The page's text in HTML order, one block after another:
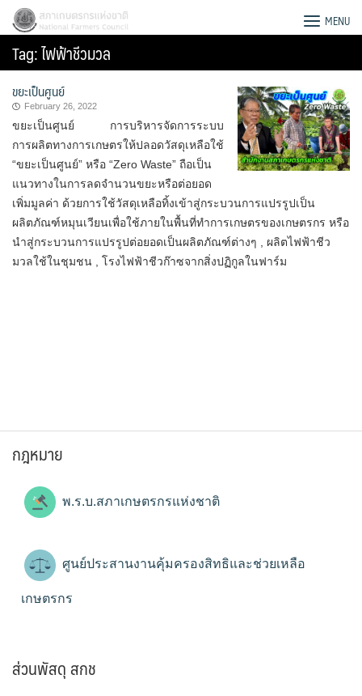
Skip
content
สภาเกษตรกรแห่งชาติ MENU
Tag:ไฟฟ้าชีวมวล
ขยะเป็นศูนย์
February 26, 2022
ขยะเป็นศูนย์ การบริหารจัดการระบบ
การผลิตทางการเกษตรให้ปลอดวัสดุเหลือใช้
“ขยะเป็นศูนย์” หรือ “Zero Waste” ถือเป็น
แนวทางในการลดจำนวนขยะหรือต่อยอด
เพิ่มมูลค่า ด้วยการใช้วัสดุเหลือทิ้งเข้าสู่กระบวนการแปรรูปเป็น
ผลิตภัณฑ์หมุนเวียนเพื่อใช้ภายในพื้นที่ทำการเกษตรของเกษตรกร หรือ
นำสู่กระบวนการแปรรูปต่อยอดเป็นผลิตภัณฑ์ต่างๆ , ผลิตไฟฟ้าชีว
มวลใช้ในชุมชน , โรงไฟฟ้าชีวก๊าซจากสิ่งปฏิกูลในฟาร์ม
กฎหมาย
พ.ร.บ.สภาเกษตรกรแห่งชาติ
ศูนย์ประสานงานคุ้มครองสิทธิและช่วยเหลือ
เกษตรกร
ส่วนพัสดุ สกช